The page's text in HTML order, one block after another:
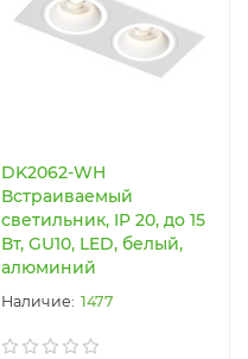
DK2062-WH
Встраиваемый
светильник, IP 20, до 15
Вт, GU10, LED, белый,
алюминий
1477